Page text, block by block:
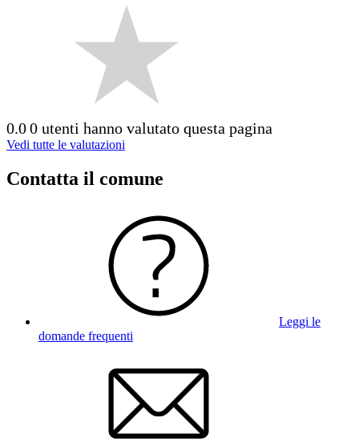
0.00 utenti hanno valutato questa pagina
Vedi tutte le valutazioni
Contatta il comune
Leggi le
domande frequenti